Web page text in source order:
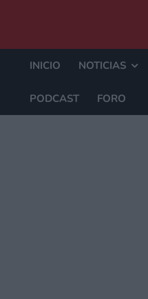
INICIO NOTICIAS
PODCAST FORO